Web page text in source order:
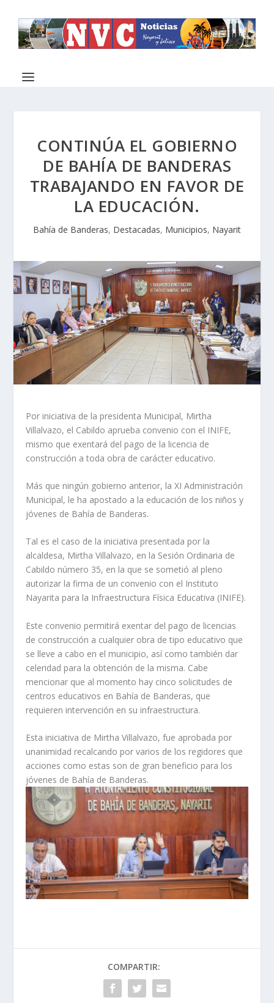
CONTINÚA EL GOBIERNO
DE BAHÍA DE BANDERAS
TRABAJANDO EN FAVOR DE
LA EDUCACIÓN.
Bahía de Banderas, Destacadas, Municipios, Nayarit
Por iniciativa de la presidenta Municipal, Mirtha
Villalvazo, el Cabildo aprueba convenio con el INIFE,
mismo que exentará del pago de la licencia de
construcción a toda obra de carácter educativo.
Más que ningún gobierno anterior, la XI Administración
Municipal, le ha apostado a la educación de los niños y
jóvenes de Bahía de Banderas.
Tal es el caso de la iniciativa presentada por la
alcaldesa, Mirtha Villalvazo, en la Sesión Ordinaria de
Cabildo número 35, en la que se sometió al pleno
autorizar la firma de un convenio con el Instituto
Nayarita para la Infraestructura Física Educativa (INIFE).
Este convenio permitirá exentar del pago de licencias
de construcción a cualquier obra de tipo educativo que
se lleve a cabo en el municipio, así como también dar
celeridad para la obtención de la misma. Cabe
mencionar que al momento hay cinco solicitudes de
centros educativos en Bahía de Banderas, que
requieren intervención en su infraestructura.
Esta iniciativa de Mirtha Villalvazo, fue aprobada por
unanimidad recalcando por varios de los regidores que
acciones como estas son de gran beneficio para los
jóvenes de Bahía de Banderas.
COMPARTIR: